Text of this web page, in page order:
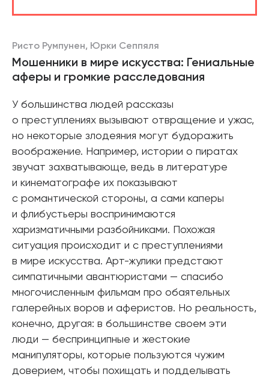
Ристо Румпунен, Юрки Сеппяля
Мошенники в мире искусства: Гениальные
аферы и громкие расследования
У большинства людей рассказы
о преступлениях вызывают отвращение и ужас,
но некоторые злодеяния могут будоражить
воображение. Например, истории о пиратах
звучат захватывающе, ведь в литературе
и кинематографе их показывают
с романтической стороны, а сами каперы
и флибустьеры воспринимаются
харизматичными разбойниками. Похожая
ситуация происходит и с преступлениями
в мире искусства. Арт-жулики предстают
симпатичными авантюристами — спасибо
многочисленным фильмам про обаятельных
галерейных воров и аферистов. Но реальность,
конечно, другая: в большинстве своем эти
люди — беспринципные и жестокие
манипуляторы, которые пользуются чужим
доверием, чтобы похищать и подделывать